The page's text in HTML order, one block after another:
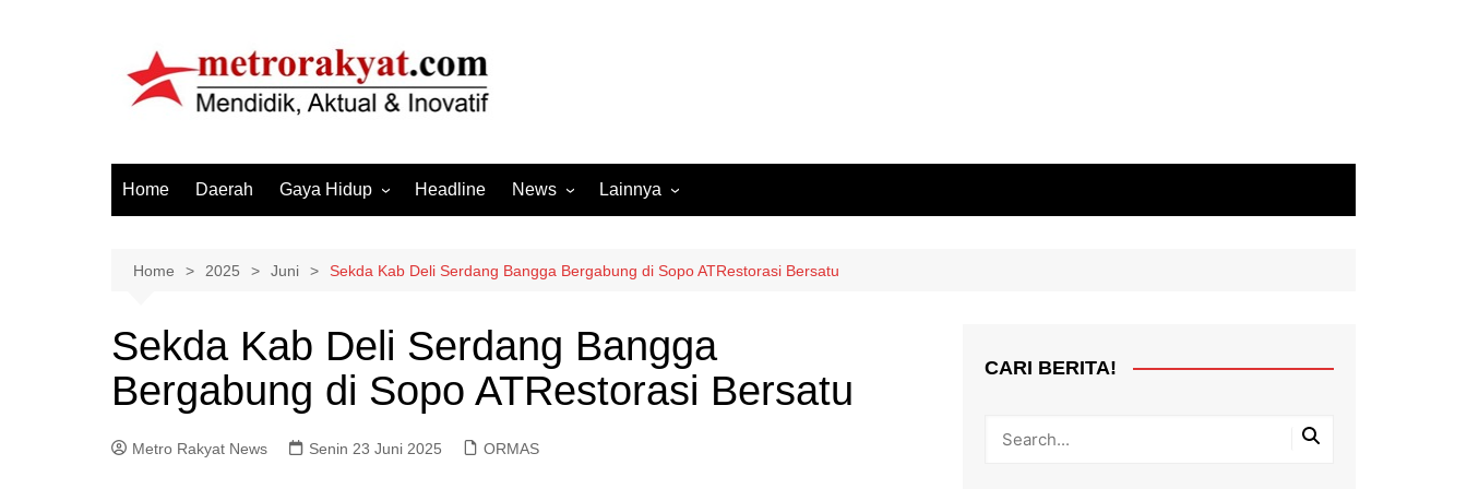
Home Daerah Gaya Hidup
Hiburan
Olahraga
Otomotif
Sosial & Budaya
Headline News
Internasional
Lintas Koramil – MS
Megapolitan
Ormas
Lainnya
Ekbis
Opini
Pendidikan
Home 2025 Juni Sekda Kab Deli Serdang Bangga Bergabung di Sopo ATRestorasi Bersatu
Sekda Kab Deli Serdang Bangga
Bergabung di Sopo ATRestorasi Bersatu
Metro Rakyat News Senin 23 Juni 2025 ORMAS
CARI BERITA!